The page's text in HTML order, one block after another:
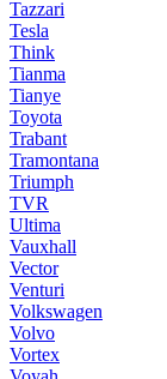
Tazzari
Tesla
Think
Tianma
Tianye
Toyota
Trabant
Tramontana
Triumph
TVR
Ultima
Vauxhall
Vector
Venturi
Volkswagen
Volvo
Vortex